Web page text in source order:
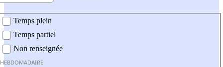
Temps plein
Temps partiel
Non renseignée